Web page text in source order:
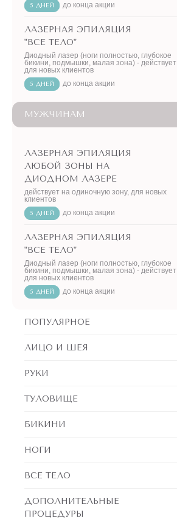
5 ДНЕЙ до конца акции
ЛАЗЕРНАЯ ЭПИЛЯЦИЯ
"ВСЕ ТЕЛО"
Диодный лазер (ноги полностью, глубокое
бикини, подмышки, малая зона) - действует
для новых клиентов
5 ДНЕЙ до конца акции
МУЖЧИНАМ
ЛАЗЕРНАЯ ЭПИЛЯЦИЯ
ЛЮБОЙ ЗОНЫ НА
ДИОДНОМ ЛАЗЕРЕ
действует на одиночную зону, для новых
клиентов
5 ДНЕЙ до конца акции
ЛАЗЕРНАЯ ЭПИЛЯЦИЯ
"ВСЕ ТЕЛО"
Диодный лазер (ноги полностью, глубокое
бикини, подмышки, малая зона) - действует
для новых клиентов
5 ДНЕЙ до конца акции
ПОПУЛЯРНОЕ
ЛИЦО И ШЕЯ
РУКИ
ТУЛОВИЩЕ
БИКИНИ
НОГИ
ВСЕ ТЕЛО
ДОПОЛНИТЕЛЬНЫЕ
ПРОЦЕДУРЫ